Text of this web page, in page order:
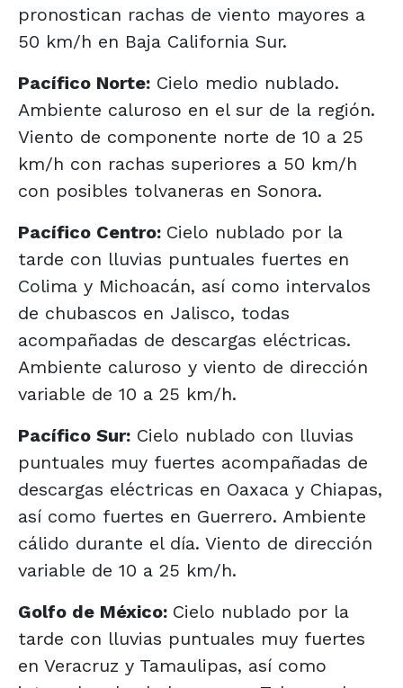
pronostican rachas de viento mayores a
50 km/h en Baja California Sur.
Pacífico Norte: Cielo medio nublado.
Ambiente caluroso en el sur de la región.
Viento de componente norte de 10 a 25
km/h con rachas superiores a 50 km/h
con posibles tolvaneras en Sonora.
Pacífico Centro: Cielo nublado por la
tarde con lluvias puntuales fuertes en
Colima y Michoacán, así como intervalos
de chubascos en Jalisco, todas
acompañadas de descargas eléctricas.
Ambiente caluroso y viento de dirección
variable de 10 a 25 km/h.
Pacífico Sur: Cielo nublado con lluvias
puntuales muy fuertes acompañadas de
descargas eléctricas en Oaxaca y Chiapas,
así como fuertes en Guerrero. Ambiente
cálido durante el día. Viento de dirección
variable de 10 a 25 km/h.
Golfo de México: Cielo nublado por la
tarde con lluvias puntuales muy fuertes
en Veracruz y Tamaulipas, así como